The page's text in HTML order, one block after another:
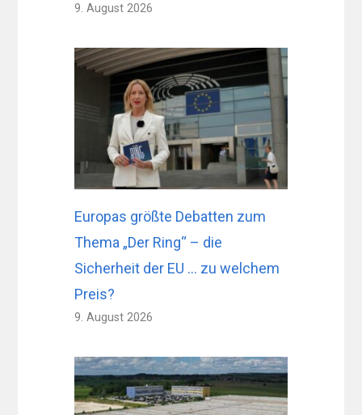
9. August 2026
Europas größte Debatten zum
Thema „Der Ring“ – die
Sicherheit der EU … zu welchem ​​
Preis?
9. August 2026